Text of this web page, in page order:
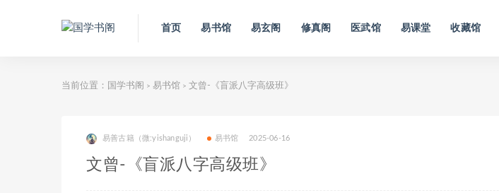
首页 易书馆 易玄阁 修真阁 医武馆 易课堂 收藏馆
当前位置： 国学书阁 > 易书馆 > 文曾-《盲派八字高级班》
易善古籍（微:yishanguji） 易书馆 2025-06-16
文曾-《盲派八字高级班》